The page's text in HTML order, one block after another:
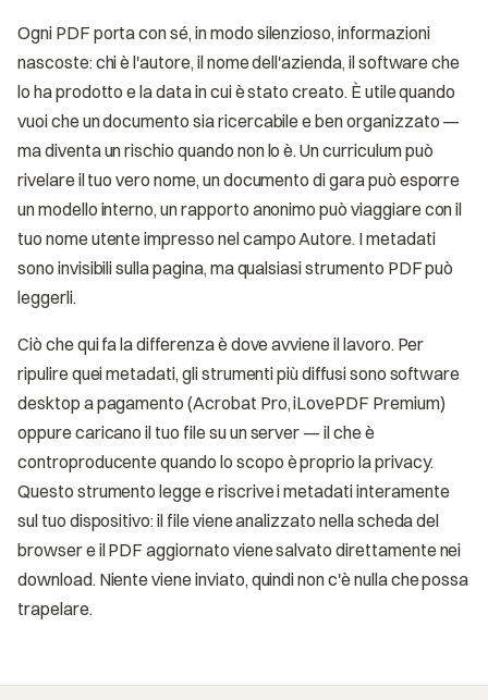
Ogni PDF porta con sé, in modo silenzioso, informazioni
nascoste: chi è l'autore, il nome dell'azienda, il software che
lo ha prodotto e la data in cui è stato creato. È utile quando
vuoi che un documento sia ricercabile e ben organizzato —
ma diventa un rischio quando non lo è. Un curriculum può
rivelare il tuo vero nome, un documento di gara può esporre
un modello interno, un rapporto anonimo può viaggiare con il
tuo nome utente impresso nel campo Autore. I metadati
sono invisibili sulla pagina, ma qualsiasi strumento PDF può
leggerli.
Ciò che qui fa la differenza è dove avviene il lavoro. Per
ripulire quei metadati, gli strumenti più diffusi sono software
desktop a pagamento (Acrobat Pro, iLovePDF Premium)
oppure caricano il tuo file su un server — il che è
controproducente quando lo scopo è proprio la privacy.
Questo strumento legge e riscrive i metadati interamente
sul tuo dispositivo: il file viene analizzato nella scheda del
browser e il PDF aggiornato viene salvato direttamente nei
download. Niente viene inviato, quindi non c'è nulla che possa
trapelare.